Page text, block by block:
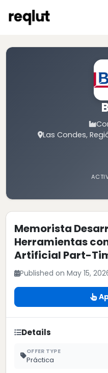
Las Condes,
Memorista
Herramientas
Artificial Part-
Published on May 15,
Details
OFFER TYPE
Práctica